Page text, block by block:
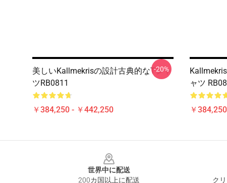
美しいKallmekrisの設計古典的なTシャ
ツRB0811
￥384,250 - ￥442,250
-20%
ャツ
￥
世界中に配送
200カ国以上に配送
ク